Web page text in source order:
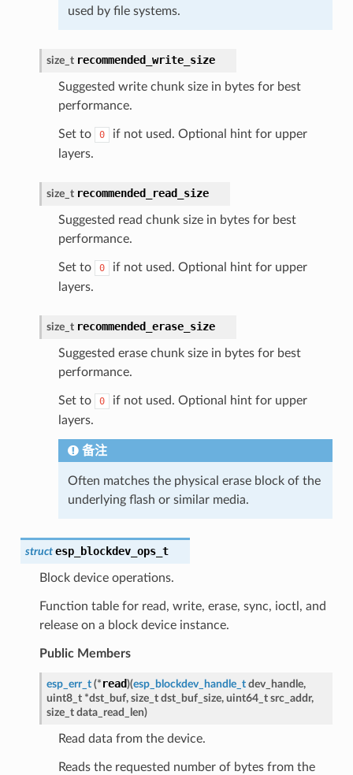
used by file systems.
size_t recommended_write_size
Suggested write chunk size in bytes for best
performance.
Set to 0
if not used. Optional hint for upper
layers.
size_t recommended_read_size
Suggested read chunk size in bytes for best
performance.
Set to 0
if not used. Optional hint for upper
layers.
size_t recommended_erase_size
Suggested erase chunk size in bytes for best
performance.
Set to 0
if not used. Optional hint for upper
layers.
备注
Often matches the physical erase block of the
underlying flash or similar media.
struct esp_blockdev_ops_t
Block device operations.
Function table for read, write, erase, sync, ioctl, and
release on a block device instance.
Public Members
esp_err_t (* read)(esp_blockdev_handle_t dev_handle,
uint8_t *dst_buf, size_t dst_buf_size, uint64_t src_addr,
size_t data_read_len)
Read data from the device.
Reads the requested number of bytes from the